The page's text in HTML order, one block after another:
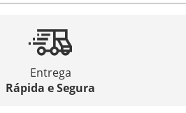
Entrega
Rápida e Segura